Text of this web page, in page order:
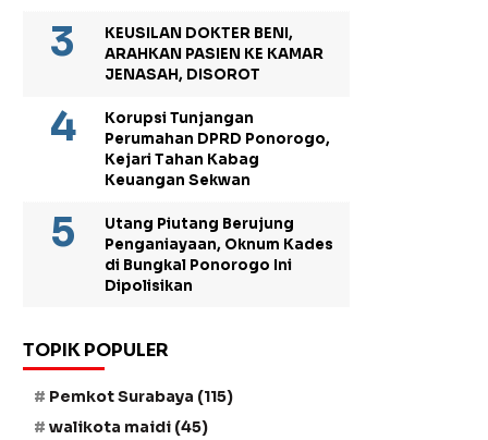
KEUSILAN DOKTER BENI,
ARAHKAN PASIEN KE KAMAR
JENASAH, DISOROT
Korupsi Tunjangan
Perumahan DPRD Ponorogo,
Kejari Tahan Kabag
Keuangan Sekwan
Utang Piutang Berujung
Penganiayaan, Oknum Kades
di Bungkal Ponorogo Ini
Dipolisikan
TOPIK POPULER
Pemkot Surabaya (115)
walikota maidi (45)